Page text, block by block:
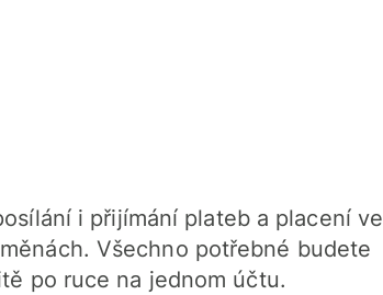
i přijímání plateb a placení ve
Všechno potřebné budete
po ruce na jednom účtu.